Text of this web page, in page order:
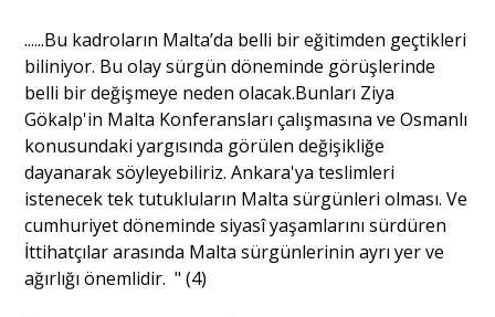
......Bu kadroların Malta’da belli bir eğitimden geçtikleri
biliniyor. Bu olay sürgün döneminde görüşlerinde
belli bir değişmeye neden olacak.Bunları Ziya
Gökalp'in Malta Konferansları çalışmasına ve Osmanlı
konusundaki yargısında görülen değişikliğe
dayanarak söyleyebiliriz. Ankara'ya teslimleri
istenecek tek tutukluların Malta sürgünleri olması. Ve
cumhuriyet döneminde siyasî yaşamlarını sürdüren
İttihatçılar arasında Malta sürgünlerinin ayrı yer ve
ağırlığı önemlidir. " (4)